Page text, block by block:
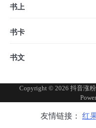
书上
书卡
书文
Copyright © 2026 抖音涨
友情链接： 红